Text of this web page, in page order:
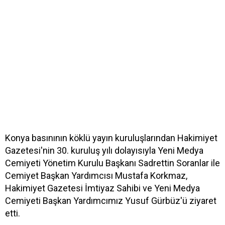
Konya basınının köklü yayın kuruluşlarından Hakimiyet
Gazetesi'nin 30. kuruluş yılı dolayısıyla Yeni Medya
Cemiyeti Yönetim Kurulu Başkanı Sadrettin Soranlar ile
Cemiyet Başkan Yardımcısı Mustafa Korkmaz,
Hakimiyet Gazetesi İmtiyaz Sahibi ve Yeni Medya
Cemiyeti Başkan Yardımcımız Yusuf Gürbüz'ü ziyaret
etti.